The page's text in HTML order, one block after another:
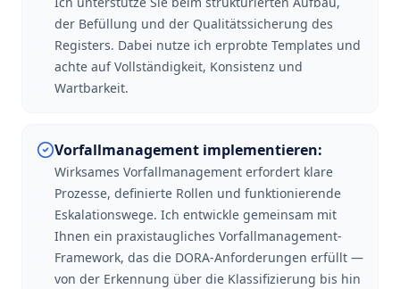
der Befüllung und der Qualitätssicherung des
Registers. Dabei nutze ich erprobte Templates und
achte auf Vollständigkeit, Konsistenz und
Wartbarkeit.
Vorfallmanagement implementieren:
Wirksames Vorfallmanagement erfordert klare
Prozesse, definierte Rollen und funktionierende
Eskalationswege. Ich entwickle gemeinsam mit
Ihnen ein praxistaugliches Vorfallmanagement-
Framework, das die DORA-Anforderungen erfüllt —
von der Erkennung über die Klassifizierung bis hin